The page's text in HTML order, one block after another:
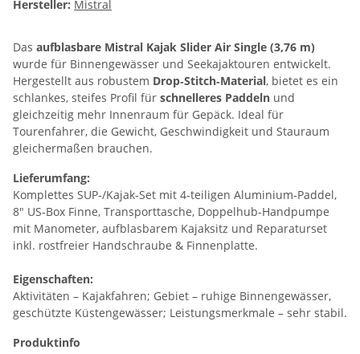
Hersteller: Mistral
Das aufblasbare Mistral Kajak Slider Air Single (3,76 m)
wurde für Binnengewässer und Seekajaktouren entwickelt.
Hergestellt aus robustem Drop‑Stitch‑Material, bietet es ein
schlankes, steifes Profil für schnelleres Paddeln und
gleichzeitig mehr Innenraum für Gepäck. Ideal für
Tourenfahrer, die Gewicht, Geschwindigkeit und Stauraum
gleichermaßen brauchen.
Lieferumfang:
Komplettes SUP‑/Kajak‑Set mit 4‑teiligen Aluminium‑Paddel,
8" US‑Box Finne, Transporttasche, Doppelhub‑Handpumpe
mit Manometer, aufblasbarem Kajaksitz und Reparaturset
inkl. rostfreier Handschraube & Finnenplatte.
Eigenschaften:
Aktivitäten – Kajakfahren; Gebiet – ruhige Binnengewässer,
geschützte Küstengewässer; Leistungsmerkmale – sehr stabil.
Produktinfo